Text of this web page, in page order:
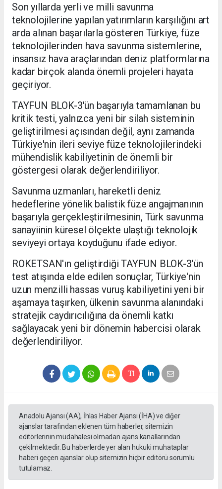
Son yıllarda yerli ve milli savunma
teknolojilerine yapılan yatırımların karşılığını art
arda alınan başarılarla gösteren Türkiye, füze
teknolojilerinden hava savunma sistemlerine,
insansız hava araçlarından deniz platformlarına
kadar birçok alanda önemli projeleri hayata
geçiriyor.
TAYFUN BLOK-3'ün başarıyla tamamlanan bu
kritik testi, yalnızca yeni bir silah sisteminin
geliştirilmesi açısından değil, aynı zamanda
Türkiye'nin ileri seviye füze teknolojilerindeki
mühendislik kabiliyetinin de önemli bir
göstergesi olarak değerlendiriliyor.
Savunma uzmanları, hareketli deniz
hedeflerine yönelik balistik füze angajmanının
başarıyla gerçekleştirilmesinin, Türk savunma
sanayiinin küresel ölçekte ulaştığı teknolojik
seviyeyi ortaya koyduğunu ifade ediyor.
ROKETSAN'ın geliştirdiği TAYFUN BLOK-3'ün
test atışında elde edilen sonuçlar, Türkiye'nin
uzun menzilli hassas vuruş kabiliyetini yeni bir
aşamaya taşırken, ülkenin savunma alanındaki
stratejik caydırıcılığına da önemli katkı
sağlayacak yeni bir dönemin habercisi olarak
değerlendiriliyor.
Anadolu Ajansı (AA), İhlas Haber Ajansı (İHA) ve diğer
ajanslar tarafından eklenen tüm haberler, sitemizin
editörlerinin müdahalesi olmadan ajans kanallarından
çekilmektedir. Bu haberlerde yer alan hukuki muhataplar
haberi geçen ajanslar olup sitemizin hiçbir editörü sorumlu
tutulamaz.